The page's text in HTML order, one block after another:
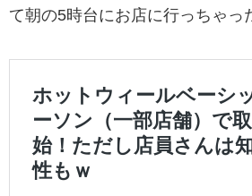
て朝の5時台にお店に行っちゃっ